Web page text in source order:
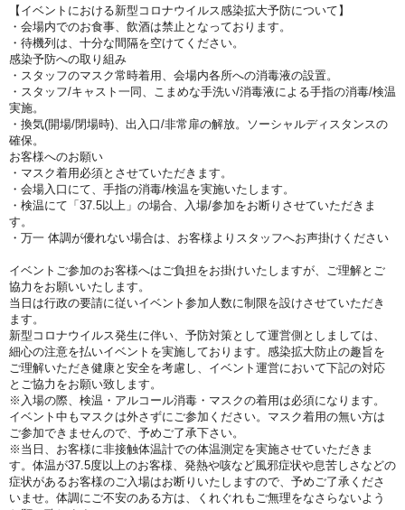
【イベントにおける新型コロナウイルス感染拡大予防について】
・会場内でのお食事、飲酒は禁止となっております。
・待機列は、十分な間隔を空けてください。
感染予防への取り組み
・スタッフのマスク常時着用、会場内各所への消毒液の設置。
・スタッフ/キャスト一同、こまめな手洗い/消毒液による手指の消毒/検温
実施。
・換気(開場/閉場時)、出入口/非常扉の解放。ソーシャルディスタンスの
確保。
お客様へのお願い
・マスク着用必須とさせていただきます。
・会場入口にて、手指の消毒/検温を実施いたします。
・検温にて「37.5以上」の場合、入場/参加をお断りさせていただきま
す。
・万一 体調が優れない場合は、お客様よりスタッフへお声掛けください
イベントご参加のお客様へはご負担をお掛けいたしますが、ご理解とご
協力をお願いいたします。
当日は行政の要請に従いイベント参加人数に制限を設けさせていただき
ます。
新型コロナウイルス発生に伴い、予防対策として運営側としましては、
細心の注意を払いイベントを実施しております。感染拡大防止の趣旨を
ご理解いただき健康と安全を考慮し、イベント運営において下記の対応
とご協力をお願い致します。
※入場の際、検温・アルコール消毒・マスクの着用は必須になります。
イベント中もマスクは外さずにご参加ください。マスク着用の無い方は
ご参加できませんので、予めご了承下さい。
※当日、お客様に非接触体温計での体温測定を実施させていただきま
す。体温が37.5度以上のお客様、発熱や咳など風邪症状や息苦しさなどの
症状があるお客様のご入場はお断りいたしますので、予めご了承くださ
いませ。体調にご不安のある方は、くれぐれもご無理をなさらないよう